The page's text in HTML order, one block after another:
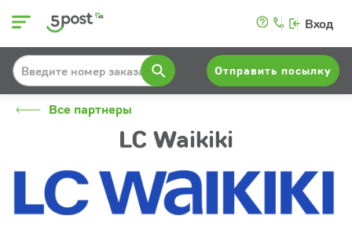
Вход
Отправить посылку
Все партнеры
LC Waikiki